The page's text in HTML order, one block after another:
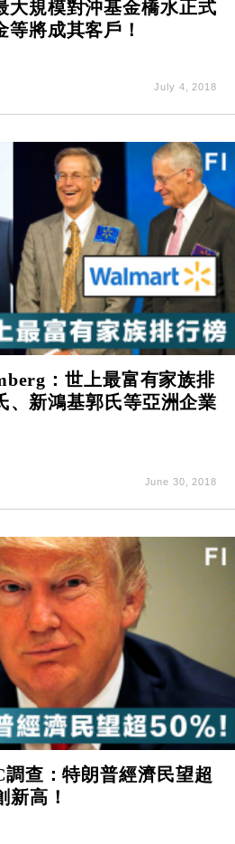
大規模對沖基金橋水正式
等將成其客戶！
July 4, 2018
：世上最富有家族排
、新鴻基郭氏等亞洲企業
June 30, 2018
調查：特朗普經濟民望超
新高！